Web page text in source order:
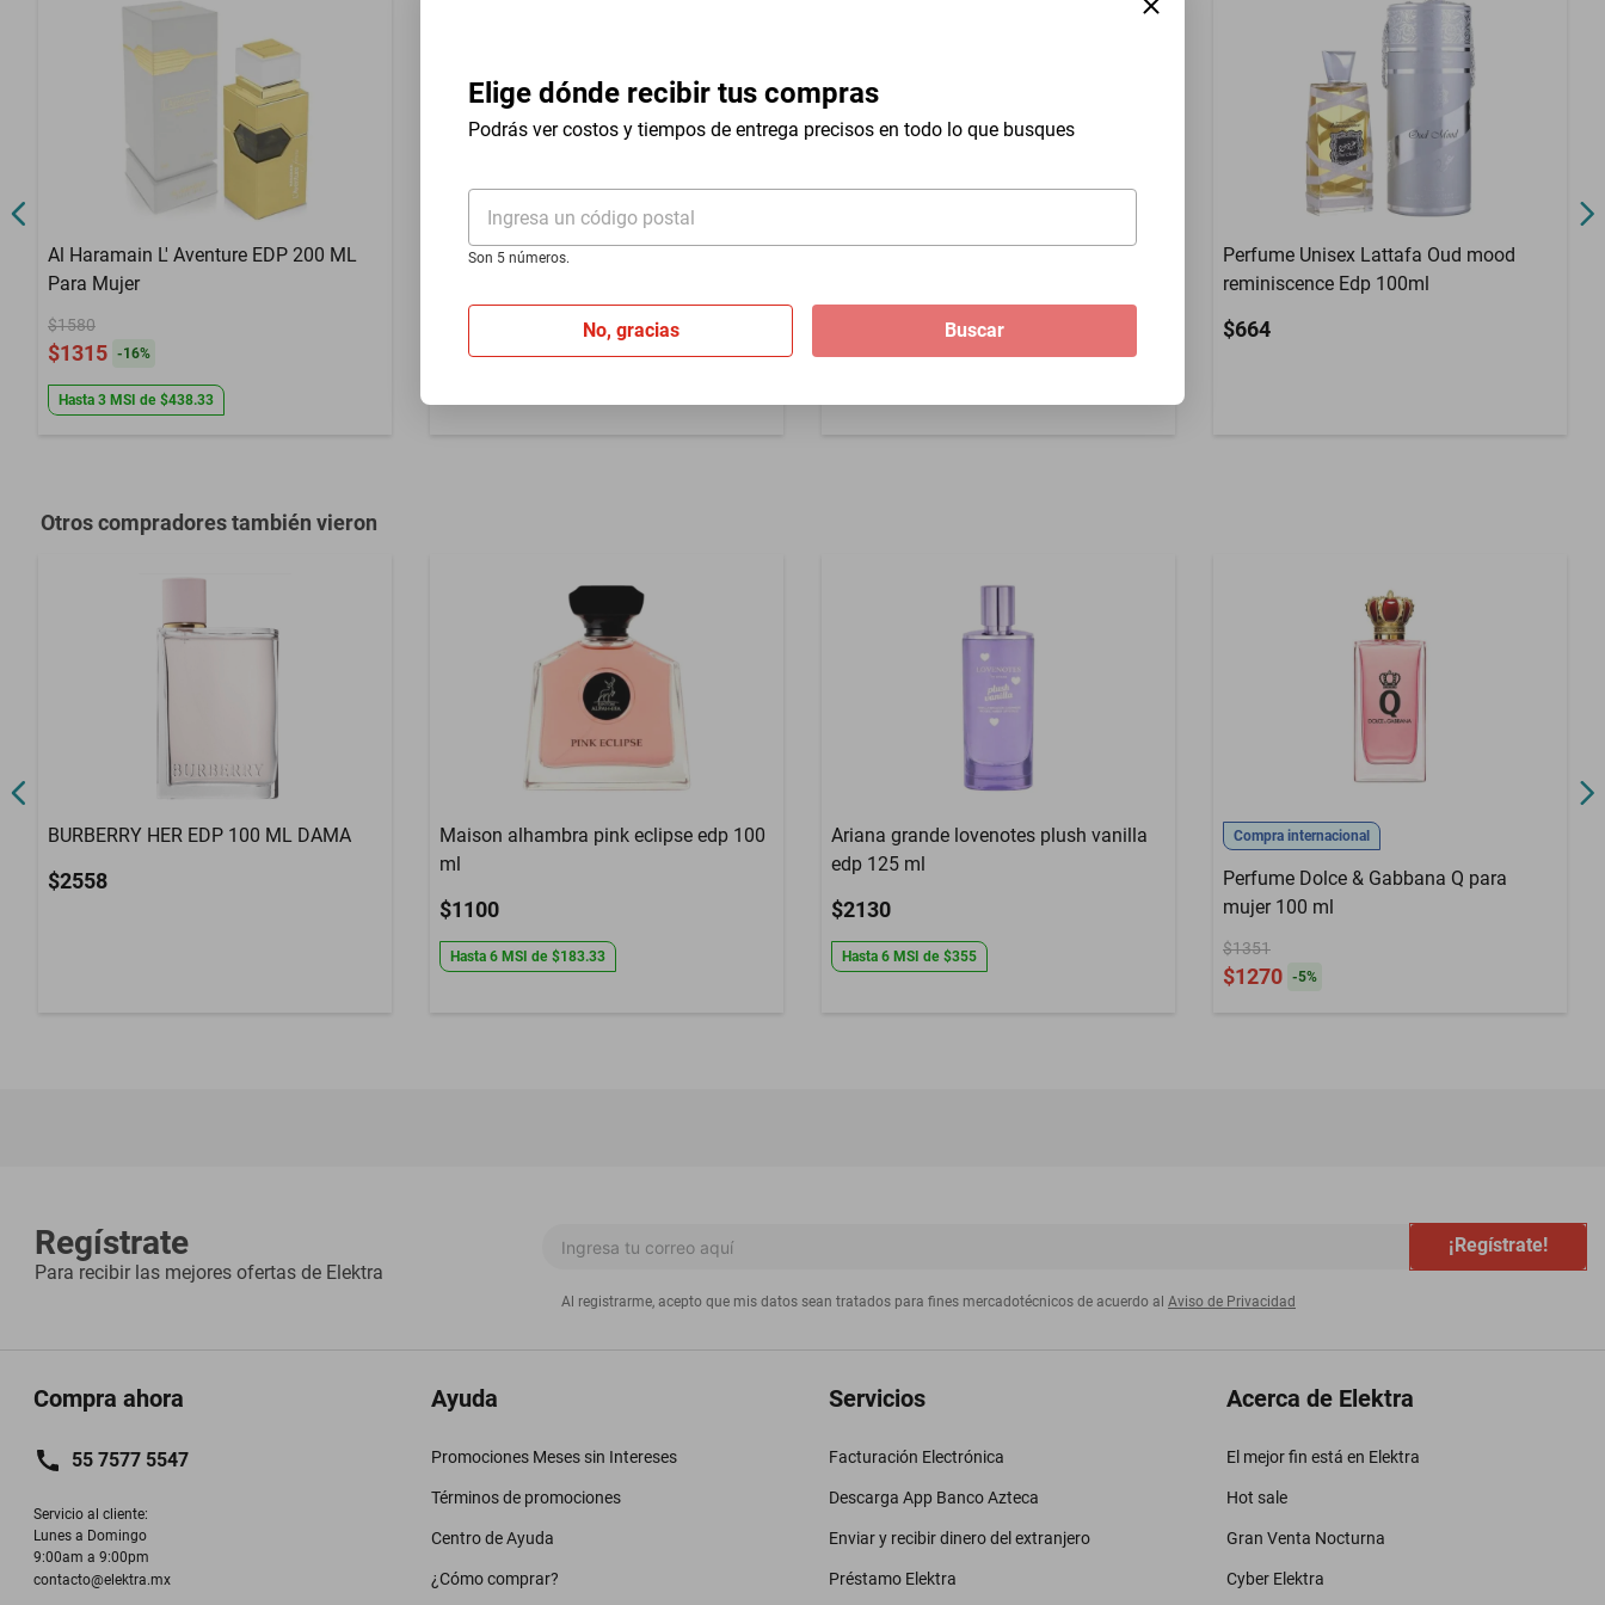
Elige dónde recibir tus compras
Podrás ver costos y tiempos de entrega precisos en todo lo que busques
Ingresa un código postal
Son 5 números.
No, gracias Buscar
Aromática Frutal
Al Haramain L' Aventure EDP 200 ML
Para Mujer
$1580
$1315 -16%
Hasta 3 MSI de $438.33
Compra internacional
EDP 50 ml para mujer
$1928
aerosol 100 ml para mujer
Perfume Unisex Lattafa Oud mood
reminiscence Edp 100ml
$664
Otros compradores también vieron
BURBERRY HER EDP 100 ML DAMA
$2558
Maison alhambra pink eclipse edp 100
ml
$1100
Hasta 6 MSI de $183.33
Ariana grande lovenotes plush vanilla
edp 125 ml
$2130
Hasta 6 MSI de $355
Compra internacional
Perfume Dolce & Gabbana Q para
mujer 100 ml
$1351
$1270 -5%
Regístrate
Para recibir las mejores ofertas de Elektra
¡Regístrate!
Al registrarme, acepto que mis datos sean tratados para fines mercadotécnicos de acuerdo al Aviso de Privacidad
Compra ahora
55 7577 5547
Servicio al cliente:
Lunes a Domingo
9:00am a 9:00pm
contacto@elektra.mx
Ayuda
Promociones Meses sin Intereses
Términos de promociones
Centro de Ayuda
¿Cómo comprar?
Servicios
Facturación Electrónica
Descarga App Banco Azteca
Enviar y recibir dinero del extranjero
Préstamo Elektra
Acerca de Elektra
El mejor fin está en Elektra
Hot sale
Gran Venta Nocturna
Cyber Elektra